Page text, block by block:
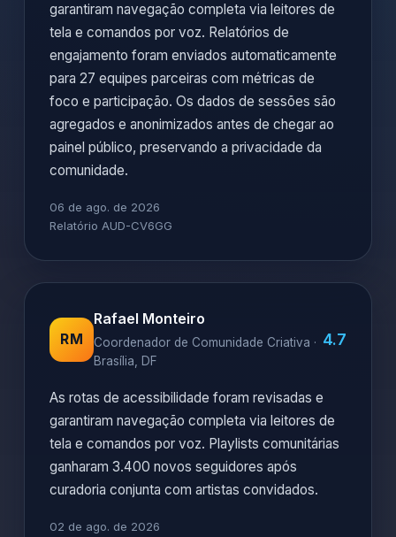
garantiram navegação completa via leitores de
tela e comandos por voz. Relatórios de
engajamento foram enviados automaticamente
para 27 equipes parceiras com métricas de
foco e participação. Os dados de sessões são
agregados e anonimizados antes de chegar ao
painel público, preservando a privacidade da
comunidade.
06 de ago. de 2026
Relatório AUD-CV6GG
RM
Rafael Monteiro
Coordenador de Comunidade Criativa ·
Brasília, DF
4.7
As rotas de acessibilidade foram revisadas e
garantiram navegação completa via leitores de
tela e comandos por voz. Playlists comunitárias
ganharam 3.400 novos seguidores após
curadoria conjunta com artistas convidados.
02 de ago. de 2026